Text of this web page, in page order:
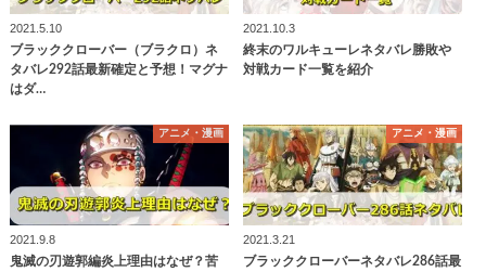
2021.5.10
ブラッククローバー（ブラクロ）ネ
タバレ292話最新確定と予想！マグナ
はダ…
2021.10.3
終末のワルキューレネタバレ勝敗や
対戦カード一覧を紹介
アニメ・漫画
2021.9.8
鬼滅の刃遊郭編炎上理由はなぜ？苦
アニメ・漫画
2021.3.21
ブラッククローバーネタバレ286話最